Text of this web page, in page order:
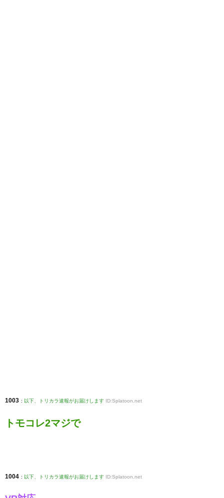
1003 : 以下、トリカラ速報がお届けします ID:Splatoon.net
トモコレ2マジで
1004 : 以下、トリカラ速報がお届けします ID:Splatoon.net